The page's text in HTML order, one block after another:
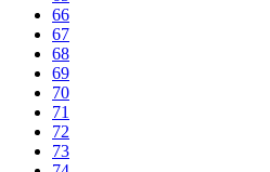
66
67
68
69
70
71
72
73